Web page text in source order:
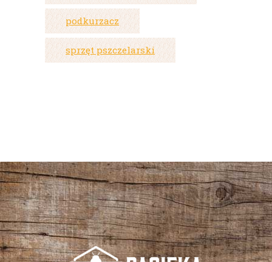
podkurzacz
sprzęt pszczelarski